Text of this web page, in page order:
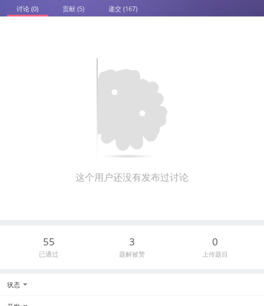
讨论 (0) 贡献 (5) 递交 (167)
这个用户还没有发布过讨论
55
已通过
3
题解被赞
0
上传题目
状态